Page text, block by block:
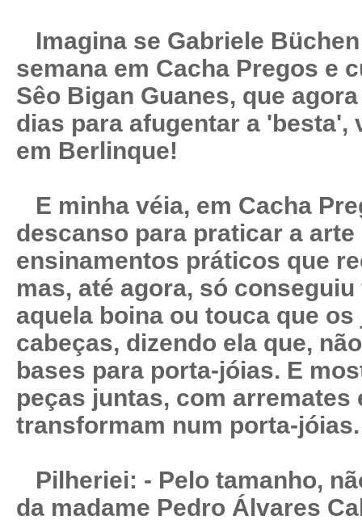
Imagina se Gabriele
semana em Cacha Pregos e
Sêo Bigan Guanes, que
dias para afugentar a 'besta',
em Berlinque!
E minha véia, em Cacha
descanso para praticar a
ensinamentos práticos que
mas, até agora, só
aquela boina ou touca que
cabeças, dizendo ela que,
bases para porta-jóias. E
peças juntas, com arremates
transformam num porta-jóias.
Pilheriei: - Pelo tamanho,
da madame Pedro Álvares